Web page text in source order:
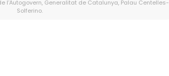
l’Autogovern, Generalitat de Catalunya, Palau Centelles-
Solferino.